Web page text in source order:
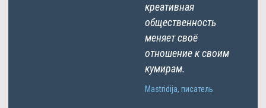
креативная
общественность
меняет своё
отношение к своим
кумирам.
Mastridija, писатель